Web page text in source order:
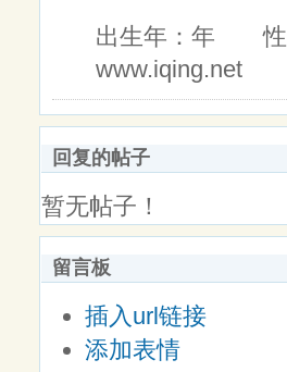
出生年：年
www.iqing.net
回复的帖子
暂无帖子！
留言板
插入url链接
添加表情